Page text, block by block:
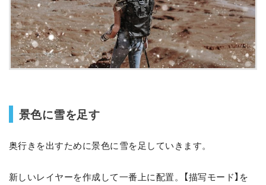
景色に雪を足す
奥行きを出すために景色に雪を足していきます。
新しいレイヤーを作成して一番上に配置。【描写モード】を